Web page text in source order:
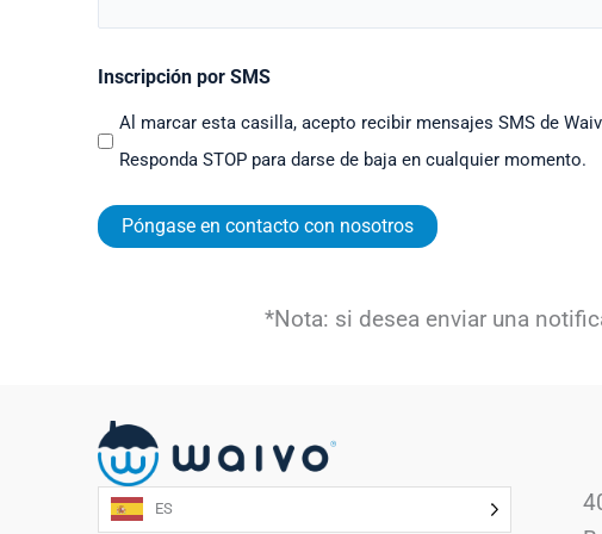
Inscripción por SMS
Al marcar esta casilla, acepto recibir mensajes SMS de
Responda STOP para darse de baja en cualquier momento.
*Nota: si desea enviar una
ES